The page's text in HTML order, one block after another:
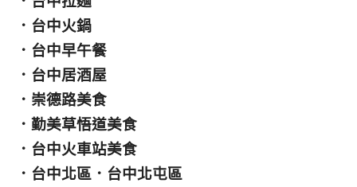
． 台中火鍋
． 台中早午餐
． 台中居酒屋
． 崇德路美食
． 勤美草悟道美食
． 台中火車站美食
． 台中北區 ． 台中北屯區